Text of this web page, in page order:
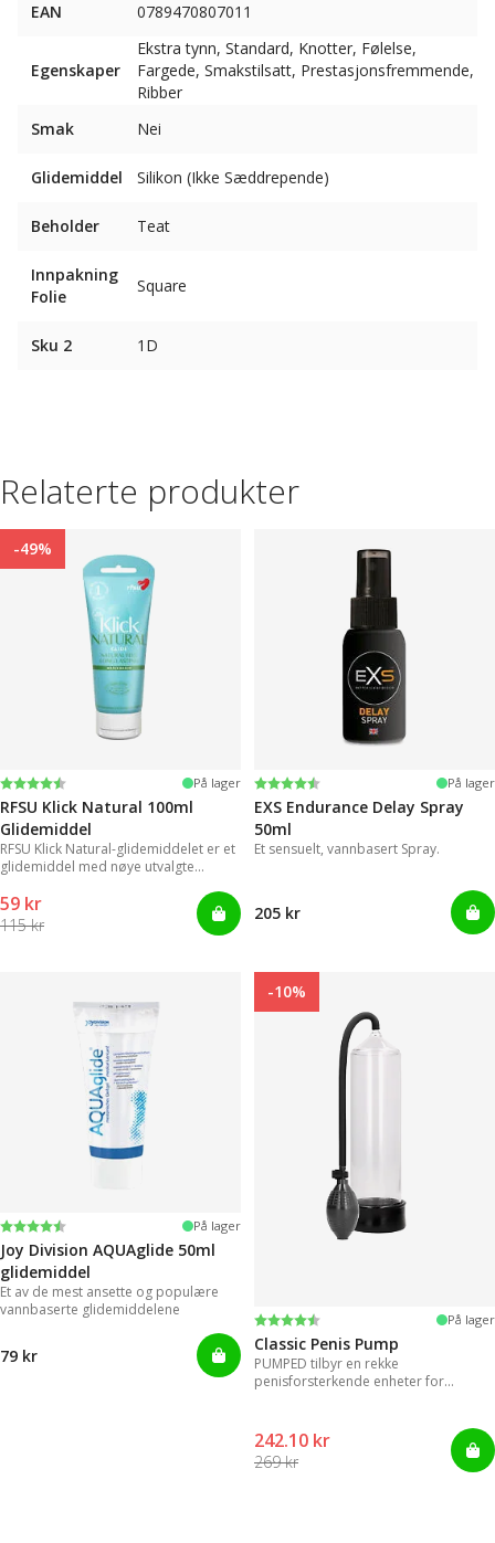
EAN 0789470807011
Egenskaper
Ekstra tynn, Standard, Knotter, Følelse,
Fargede, Smakstilsatt, Prestasjonsfremmende,
Ribber
Smak
Nei
Glidemiddel Silikon (Ikke Sæddrepende)
Beholder Teat
Innpakning
Folie
Square
Sku 2 1D
Relaterte produkter
-49%
Karakter:
4.2 av 5 mulige På lager
RFSU Klick Natural 100ml
Glidemiddel
RFSU Klick Natural-glidemiddelet er et
glidemiddel med nøye utvalgte
59 kr
115 kr
Karakter:
4.3 av 5 mulige På lager
EXS Endurance Delay Spray
50ml
Et sensuelt, vannbasert Spray.
205 kr
Karakter:
4.2 av 5 mulige På lager
Joy Division AQUAglide 50ml
glidemiddel
Et av de mest ansette og populære
vannbaserte glidemiddelene
79 kr
-10%
Karakter:
4.2 av 5 mulige På lager
Classic Penis Pump
PUMPED tilbyr en rekke
penisforsterkende enheter for
242.10 kr
269 kr